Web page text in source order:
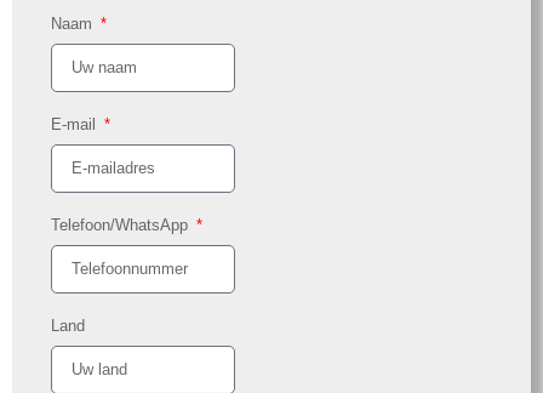
Naam
E-mail
Telefoon/WhatsApp
Land